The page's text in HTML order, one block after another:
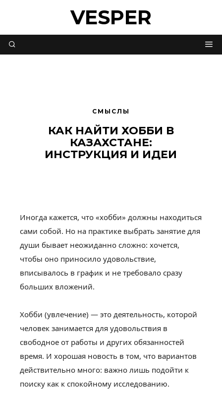
VESPER
СМЫСЛЫ
КАК НАЙТИ ХОББИ В
КАЗАХСТАНЕ:
ИНСТРУКЦИЯ И ИДЕИ
Иногда кажется, что «хобби» должны находиться
сами собой. Но на практике выбрать занятие для
души бывает неожиданно сложно: хочется,
чтобы оно приносило удовольствие,
вписывалось в график и не требовало сразу
больших вложений.
Хобби (увлечение) — это деятельность, которой
человек занимается для удовольствия в
свободное от работы и других обязанностей
время. И хорошая новость в том, что вариантов
действительно много: важно лишь подойти к
поиску как к спокойному исследованию.